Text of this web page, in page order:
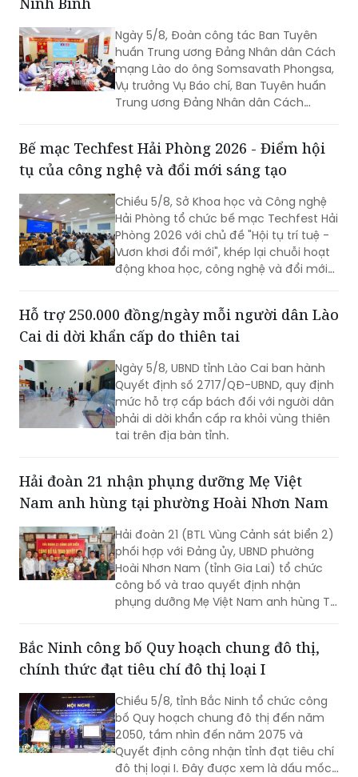
Ngày 5/8, Đoàn công tác Ban Tuyên
huấn Trung ương Đảng Nhân dân Cách
mạng Lào do ông Somsavath Phongsa,
Vụ trưởng Vụ Báo chí, Ban Tuyên huấn
Trung ương Đảng Nhân dân Cách
vận Tỉnh ủy Ninh Bình.
Bế mạc Techfest Hải Phòng 2026 - Điểm hội
tụ của công nghệ và đổi mới sáng tạo
Chiều 5/8, Sở Khoa học và Công nghệ
Hải Phòng tổ chức bế mạc Techfest Hải
Phòng 2026 với chủ đề "Hội tụ trí tuệ -
Vươn khơi đổi mới", khép lại chuỗi hoạt
động khoa học, công nghệ và đổi mới
Hỗ trợ 250.000 đồng/ngày mỗi người dân Lào
Cai di dời khẩn cấp do thiên tai
Ngày 5/8, UBND tỉnh Lào Cai ban hành
Quyết định số 2717/QĐ-UBND, quy định
mức hỗ trợ cấp bách đối với người dân
phải di dời khẩn cấp ra khỏi vùng thiên
tai trên địa bàn tỉnh.
Hải đoàn 21 nhận phụng dưỡng Mẹ Việt
Nam anh hùng tại phường Hoài Nhơn Nam
Hải đoàn 21 (BTL Vùng Cảnh sát biển 2)
phối hợp với Đảng ủy, UBND phường
Hoài Nhơn Nam (tỉnh Gia Lai) tổ chức
công bố và trao quyết định nhận
phụng dưỡng Mẹ Việt Nam anh hùng Từ
Gia Lai)
Bắc Ninh công bố Quy hoạch chung đô thị,
chính thức đạt tiêu chí đô thị loại I
Chiều 5/8, tỉnh Bắc Ninh tổ chức công
bố Quy hoạch chung đô thị đến năm
2050, tầm nhìn đến năm 2075 và
Quyết định công nhận tỉnh đạt tiêu chí
đô thị loại I. Đây được xem là dấu mốc